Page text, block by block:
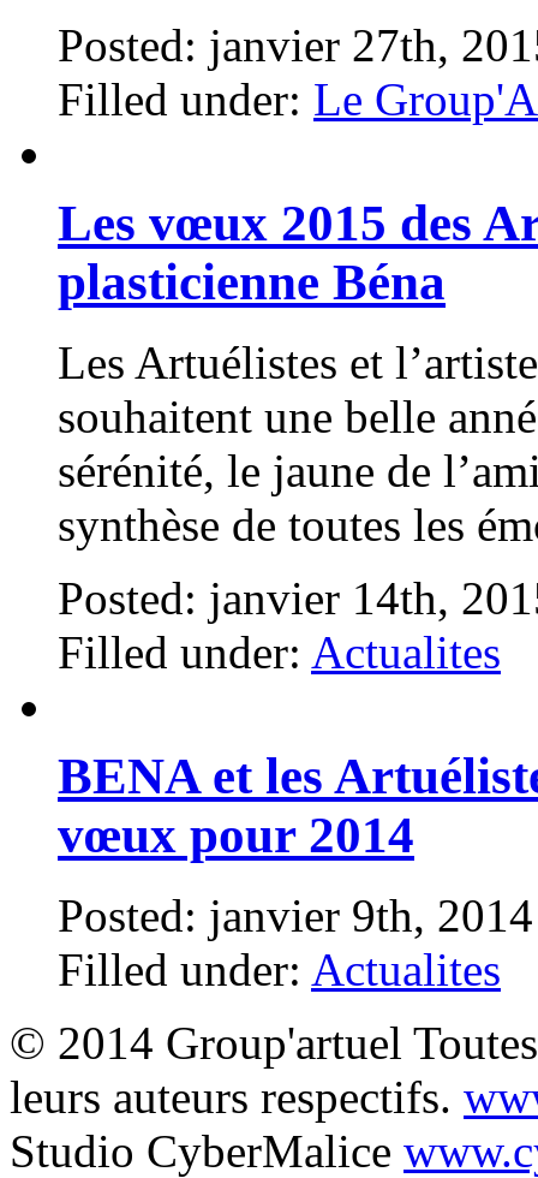
Posted: janvier 27th,
Filled under: Le
Les vœux 2015 des
plasticienne Béna
Les Artuélistes et
souhaitent une belle
sérénité, le jaune de
synthèse de toutes les
Posted: janvier 14th,
Filled under: Actualites
BENA et les
vœux pour 2014
Posted: janvier 9th,
Filled under: Actualites
© 2014 Group'artuel
leurs auteurs respectifs.
Studio CyberMalice